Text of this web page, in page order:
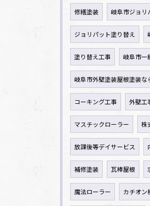
修繕塗装 岐阜市ジョリ
ジョリパット塗り替え
塗り替え工事 岐阜市一
岐阜市外壁塗装屋根塗装な
コーキング工事 外壁工
マスチックローラー 株
放課後等デイサービス
補修塗装 瓦棒屋根
魔法ローラー カチオン